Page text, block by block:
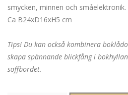
smycken, minnen och småelektronik.
Ca B24xD16xH5 cm
Tips! Du kan också kombinera
skapa spännande blickfång i
soffbordet.